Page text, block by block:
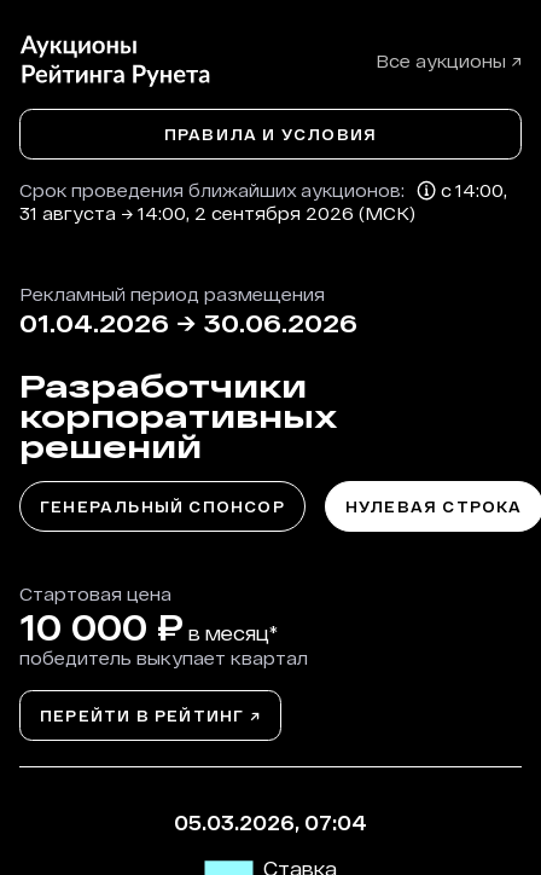
Все аукционы ↗
Срок проведения ближайших аукционов:
с 14:00,
31 августа → 14:00, 2 сентября 2026 (МСК)
ПРАВИЛА И УСЛОВИЯ
Рекламный период размещения
01.04.2026 → 30.06.2026
Разработчики
корпоративных
решений
ГЕНЕРАЛЬНЫЙ СПОНСОР НУЛЕВАЯ СТРОКА
Стартовая цена
10 000 ₽ в месяц*
победитель выкупает квартал
ПЕРЕЙТИ В РЕЙТИНГ ↗